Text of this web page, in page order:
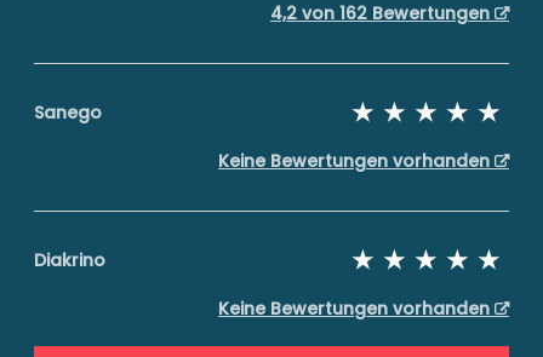
4,2 von 162 Bewertungen
Sanego
Keine Bewertungen vorhanden
Diakrino
Keine Bewertungen vorhanden